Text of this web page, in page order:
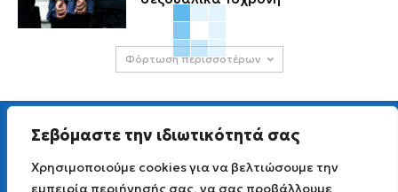
Σεβόμαστε την ιδιωτικότητά σας
Χρησιμοποιούμε cookies για να βελτιώσουμε την
εμπειρία περιήγησής σας, να σας προβάλλουμε
Φόρτωση περισσοτέρων